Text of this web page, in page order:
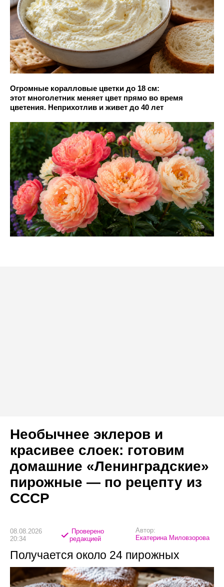
Огромные коралловые цветки до 18 см:
этот многолетник меняет цвет прямо во время
цветения. Неприхотлив и живет до 40 лет
Необычнее эклеров и
красивее слоек: готовим
домашние «Ленинградские»
пирожные — по рецепту из
СССР
08.08.2026
20:34
Проверено
редакцией
Автор:
Екатерина Миловзорова
Получается около 24 пирожных